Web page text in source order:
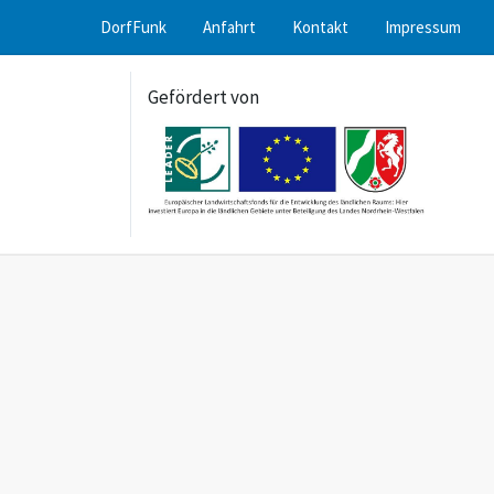
DorfFunk Anfahrt Kontakt Impressum
Gefördert von